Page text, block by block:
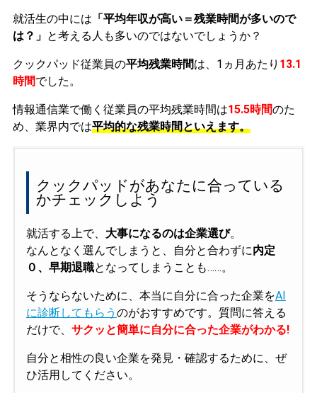
就活生の中には 「平均年収が高い＝残業時間が多いので
は？」 と考える人も多いのではないでしょうか？
クックパッド従業員の平均残業時間は、1ヵ月あたり 13.1
時間でした。
情報通信業で働く従業員の平均残業時間は15.5時間のた
め、業界内では平均的な残業時間といえます。
クックパッドがあなたに合っている
かチェックしよう
就活する上で、 大事になるのは企業選び。
なんとなく選んでしまうと、自分と合わずに内定
０、早期退職となってしまうことも……。
そうならないために、本当に自分に合った企業をAI
に診断してもらう のがおすすめです。質問に答える
だけで、 サクッと簡単に自分に合った企業がわかる!
自分と相性の良い企業を発見・確認するために、ぜ
ひ活用してください。